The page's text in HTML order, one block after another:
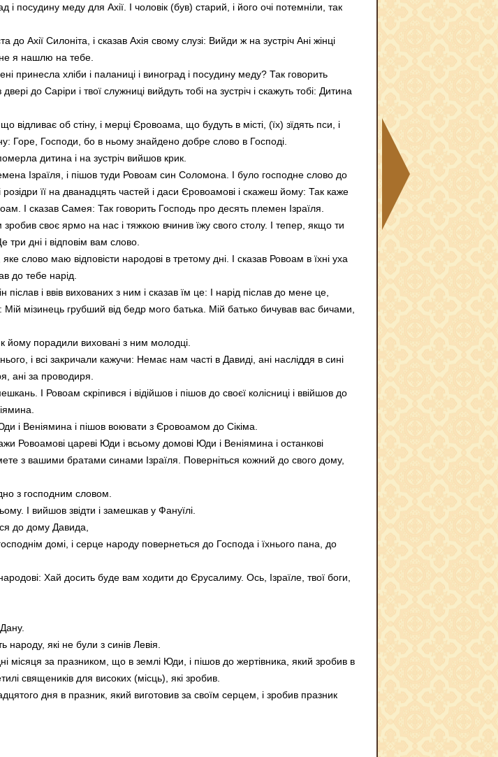
і посудину меду для Ахії. І чоловік (був) старий, і його очі потемніли, так
Ахії Силоніта, і сказав Ахія свому слузі: Вийди ж на зустріч Ані жінці
я нашлю на тебе.
принесла хліби і паланиці і виноград і посудину меду? Так говорить
до Саріри і твої служниці вийдуть тобі на зустріч і скажуть тобі: Дитина
об стіну, і мерці Єровоама, що будуть в місті, (їх) зїдять пси, і
Горе, Господи, бо в ньому знайдено добре слово в Господі.
дитина і на зустріч вийшов крик.
Ізраїля, і пішов туди Ровоам син Соломона. І було господне слово до
її на дванадцять частей і даси Єровоамові і скажеш йому: Так каже
І сказав Самея: Так говорить Господь про десять племен Ізраїля.
своє ярмо на нас і тяжкою вчинив їжу свого столу. І тепер, якщо ти
дні і відповім вам слово.
слово маю відповісти народові в третому дні. І сказав Ровоам в їхні уха
до тебе нарід.
і ввів вихованих з ним і сказав їм це: І нарід післав до мене це,
мізинець грубший від бедр мого батька. Мій батько бичував вас бичами,
йому порадили виховані з ним молодці.
і всі закричали кажучи: Немає нам часті в Давиді, ані насліддя в сині
ані за проводиря.
І Ровоам скріпився і відійшов і пішов до своєї колісниці і ввійшов до
і Веніямина і пішов воювати з Єровоамом до Сікіма.
Ровоамові цареві Юди і всьому домові Юди і Веніямина і останкові
з вашими братами синами Ізраїля. Поверніться кожний до свого дому,
з господним словом.
І вийшов звідти і замешкав у Фануїлі.
до дому Давида,
домі, і серце народу повернеться до Господа і їхнього пана, до
Хай досить буде вам ходити до Єрусалиму. Ось, Ізраїле, твої боги,
які не були з синів Левія.
місяця за празником, що в землі Юди, і пішов до жертівника, який зробив в
священиків для високих (місць), які зробив.
дня в празник, який виготовив за своїм серцем, і зробив празник